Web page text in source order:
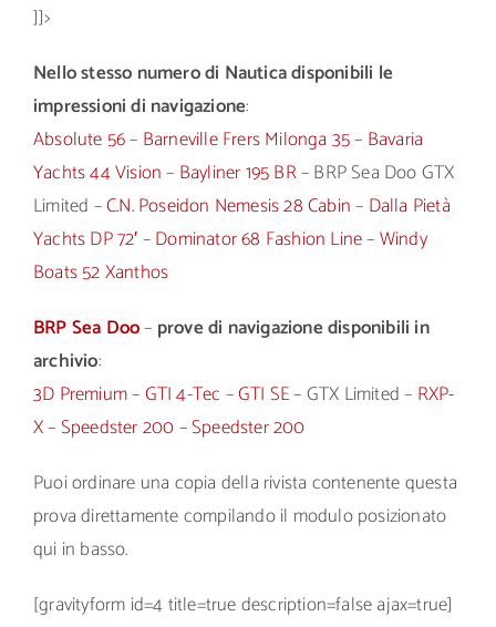
]]>
Nello stesso numero di Nautica disponibili le
impressioni di navigazione:
Absolute 56– Barneville Frers Milonga 35– Bavaria
Yachts 44 Vision– Bayliner 195 BR– BRP Sea Doo GTX
Limited –C.N. Poseidon Nemesis 28 Cabin– Dalla Pietà
Yachts DP 72′–Dominator 68 Fashion Line–Windy
Boats 52 Xanthos
BRP Sea Doo– prove di navigazione disponibili in
archivio:
3D Premium–GTI 4-Tec –GTI SE– GTX Limited – RXP-
X–Speedster 200–Speedster 200
Puoi ordinare una copia della rivista contenente questa
prova direttamente compilando il modulo posizionato
qui in basso.
[gravityform id=4 title=true description=false ajax=true]